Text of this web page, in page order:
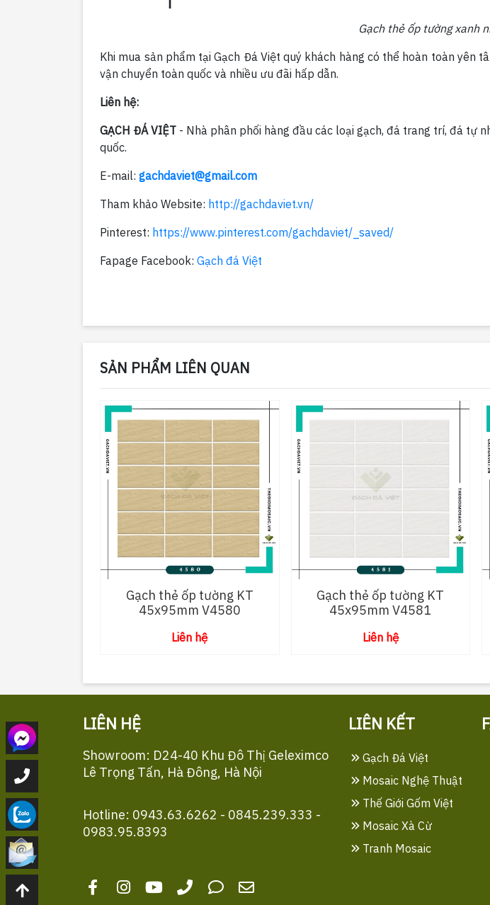
Gạch thẻ ốp tường xanh
Khi mua sản phẩm tại Gạch Đá Việt quý khách hàng có thể hoàn toàn yên
vận chuyển toàn quốc và nhiều ưu đãi hấp dẫn.
Liên hệ:
GẠCH ĐÁ VIỆT - Nhà phân phối hàng đầu các loại gạch, đá trang trí, đá tự
quốc.
E-mail: gachdaviet@gmail.com
Tham khảo Website: http://gachdaviet.vn/
Pinterest: https://www.pinterest.com/gachdaviet/_saved/
Fapage Facebook: Gạch đá Việt
SẢN PHẨM LIÊN QUAN
Gạch thẻ ốp tường KT
45x95mm V4580
Liên hệ
Gạch thẻ ốp tường KT
45x95mm V4581
Liên hệ
LIÊN HỆ
Showroom: D24-40 Khu Đô Thị Geleximco
Lê Trọng Tấn, Hà Đông, Hà Nội
Hotline: 0943.63.6262 - 0845.239.333 -
0983.95.8393
LIÊN KẾT
Gạch Đá Việt
Mosaic Nghệ Thuật
Thế Giới Gốm Việt
Mosaic Xà Cừ
Tranh Mosaic